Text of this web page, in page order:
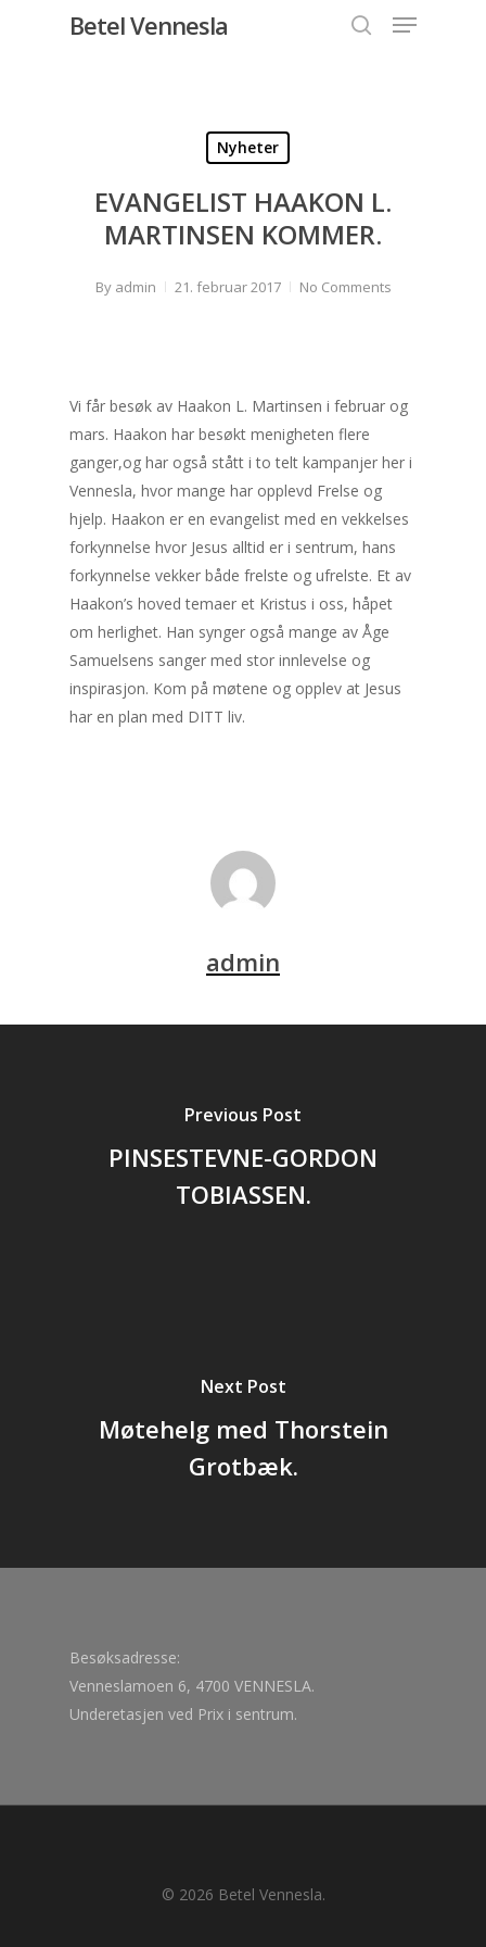
Betel Vennesla Menu
Nyheter
EVANGELIST HAAKON L.
MARTINSEN KOMMER.
By admin 21. februar 2017 No Comments
Vi får besøk av Haakon L. Martinsen i februar og
mars. Haakon har besøkt menigheten flere
ganger,og har også stått i to telt kampanjer her i
Vennesla, hvor mange har opplevd Frelse og
hjelp. Haakon er en evangelist med en vekkelses
forkynnelse hvor Jesus alltid er i sentrum, hans
forkynnelse vekker både frelste og ufrelste. Et av
Haakon’s hoved temaer et Kristus i oss, håpet
om herlighet. Han synger også mange av Åge
Samuelsens sanger med stor innlevelse og
inspirasjon. Kom på møtene og opplev at Jesus
har en plan med DITT liv.
admin
Previous Post
PINSESTEVNE-GORDON
TOBIASSEN.
Next Post
Møtehelg med Thorstein
Grotbæk.
Besøksadresse:
Venneslamoen 6, 4700 VENNESLA.
Underetasjen ved Prix i sentrum.
© 2026 Betel Vennesla.